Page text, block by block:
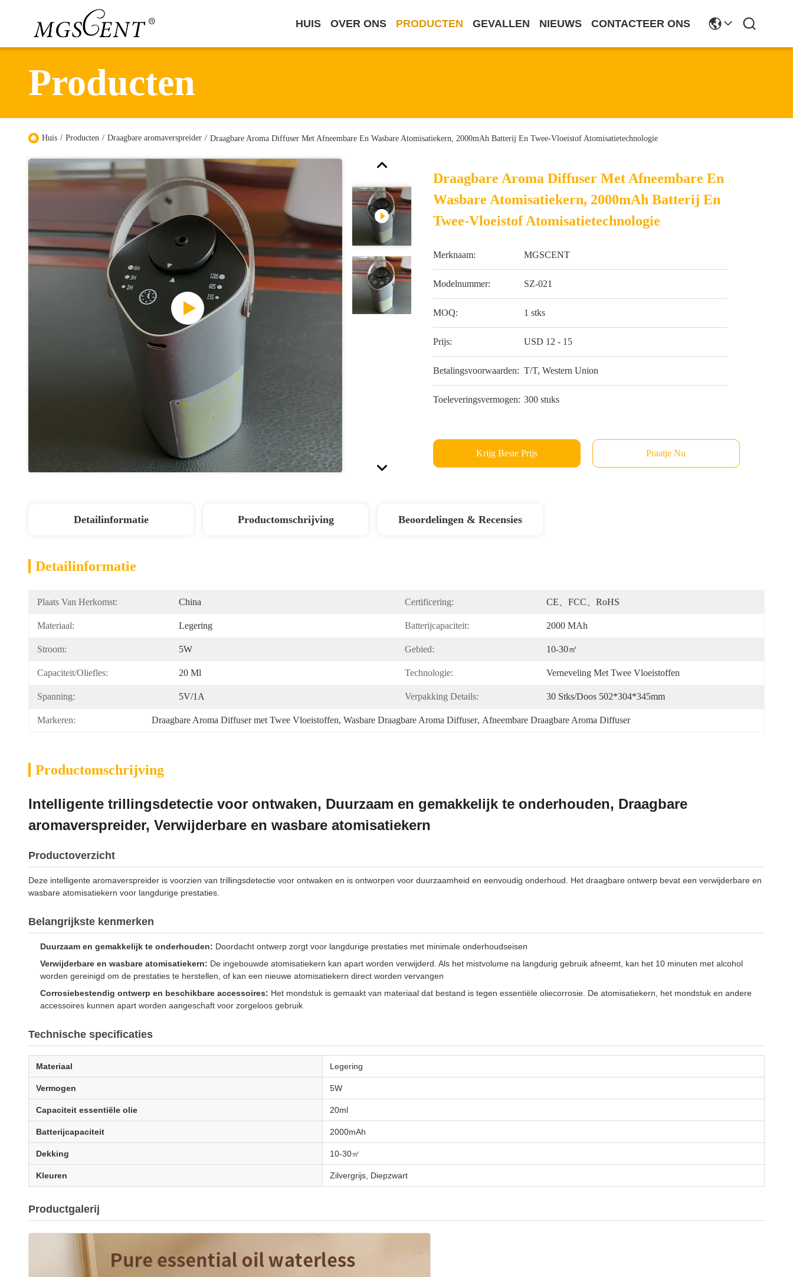
HUIS OVER ONS PRODUCTEN GEVALLEN NIEUWS CONTACTEER ONS
Producten
Huis / Producten / Draagbare aromaverspreider / Draagbare Aroma Diffuser Met Afneembare En Wasbare Atomisatiekern, 2000mAh Batterij En Twee-Vloeistof Atomisatietechnologie
Draagbare Aroma Diffuser Met Afneembare En
Wasbare Atomisatiekern, 2000mAh Batterij En
Twee-Vloeistof Atomisatietechnologie
Merknaam: MGSCENT
Modelnummer: SZ-021
MOQ: 1 stks
Prijs: USD 12 - 15
Betalingsvoorwaarden: T/T, Western Union
Toeleveringsvermogen: 300 stuks
Krijg Beste Prijs Praatje Nu
Detailinformatie Productomschrijving Beoordelingen & Recensies
Detailinformatie
Plaats Van Herkomst: China Certificering: CE、FCC、RoHS
Materiaal: Legering Batterijcapaciteit: 2000 MAh
Stroom: 5W Gebied: 10-30㎡
Capaciteit/oliefles: 20 Ml Technologie: Verneveling Met Twee Vloeistoffen
Spanning: 5V/1A Verpakking Details: 30 Stks/doos 502*304*345mm
Markeren: Draagbare Aroma Diffuser met Twee Vloeistoffen, Wasbare Draagbare Aroma Diffuser, Afneembare Draagbare Aroma Diffuser
Productomschrijving
Intelligente trillingsdetectie voor ontwaken, Duurzaam en gemakkelijk te onderhouden, Draagbare
aromaverspreider, Verwijderbare en wasbare atomisatiekern
Productoverzicht
Deze intelligente aromaverspreider is voorzien van trillingsdetectie voor ontwaken en is ontworpen voor duurzaamheid en eenvoudig onderhoud. Het draagbare ontwerp bevat een verwijderbare en
wasbare atomisatiekern voor langdurige prestaties.
Belangrijkste kenmerken
Duurzaam en gemakkelijk te onderhouden: Doordacht ontwerp zorgt voor langdurige prestaties met minimale onderhoudseisen
Verwijderbare en wasbare atomisatiekern: De ingebouwde atomisatiekern kan apart worden verwijderd. Als het mistvolume na langdurig gebruik afneemt, kan het 10 minuten met alcohol
worden gereinigd om de prestaties te herstellen, of kan een nieuwe atomisatiekern direct worden vervangen
Corrosiebestendig ontwerp en beschikbare accessoires: Het mondstuk is gemaakt van materiaal dat bestand is tegen essentiële oliecorrosie. De atomisatiekern, het mondstuk en andere
accessoires kunnen apart worden aangeschaft voor zorgeloos gebruik
Technische specificaties
Materiaal Legering
Vermogen 5W
Capaciteit essentiële olie 20ml
Batterijcapaciteit 2000mAh
Dekking 10-30㎡
Kleuren Zilvergrijs, Diepzwart
Productgalerij